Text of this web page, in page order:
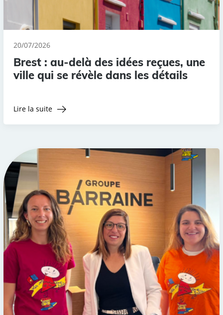
20/07/2026
Brest : au-delà des idées reçues, une
ville qui se révèle dans les détails
Lire la suite